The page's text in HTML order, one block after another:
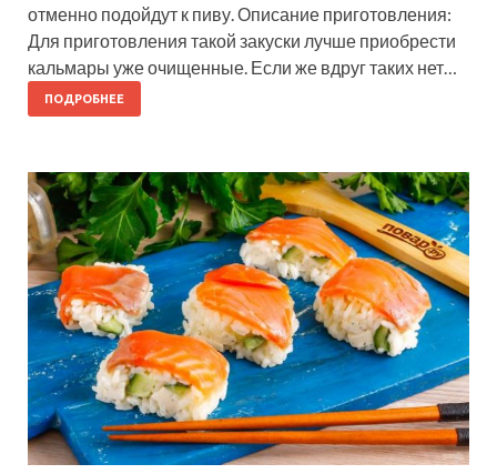
отменно подойдут к пиву. Описание приготовления:
Для приготовления такой закуски лучше приобрести
кальмары уже очищенные. Если же вдруг таких нет…
ПОДРОБНЕЕ